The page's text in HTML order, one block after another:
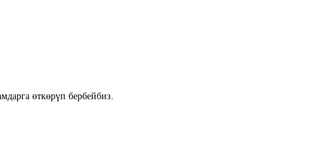
өткөрүп бербейбиз.